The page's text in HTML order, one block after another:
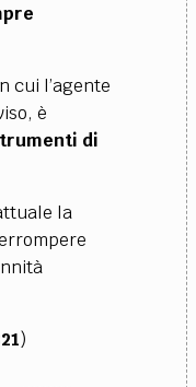
cui l’agente
è
di
la
)